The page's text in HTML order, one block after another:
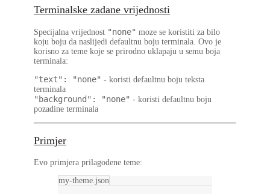
Terminalske zadane vrijednosti
Specijalna vrijednost "none" moze se koristiti za bilo
koju boju da naslijedi defaultnu boju terminala. Ovo je
korisno za teme koje se prirodno uklapaju u semu boja
terminala:
"text": "none" - koristi defaultnu boju teksta
terminala
"background": "none" - koristi defaultnu boju
pozadine terminala
Primjer
Evo primjera prilagodene teme:
my-theme.json